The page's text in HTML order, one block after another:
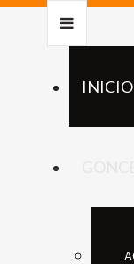
INICIO